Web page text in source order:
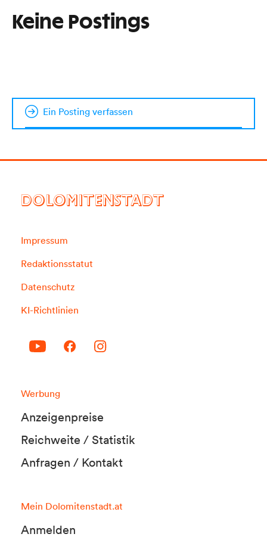
Keine Postings
Ein Posting verfassen
DOLOMITENSTADT
Impressum
Redaktionsstatut
Datenschutz
KI-Richtlinien
Werbung
Anzeigenpreise
Reichweite / Statistik
Anfragen / Kontakt
Mein Dolomitenstadt.at
Anmelden